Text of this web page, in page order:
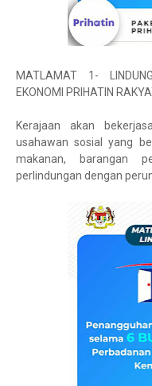
MATLAMAT 1-
EKONOMI PRIHATIN
Kerajaan akan
usahawan sosial yang
makanan, barangan
perlindungan dengan